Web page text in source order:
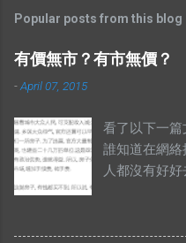
Popular posts from this blog
有價無市？有市無價？
-April 07, 2015
看了以下一篇
誰知道在網
人都沒有好
不到就是有
句成語，你